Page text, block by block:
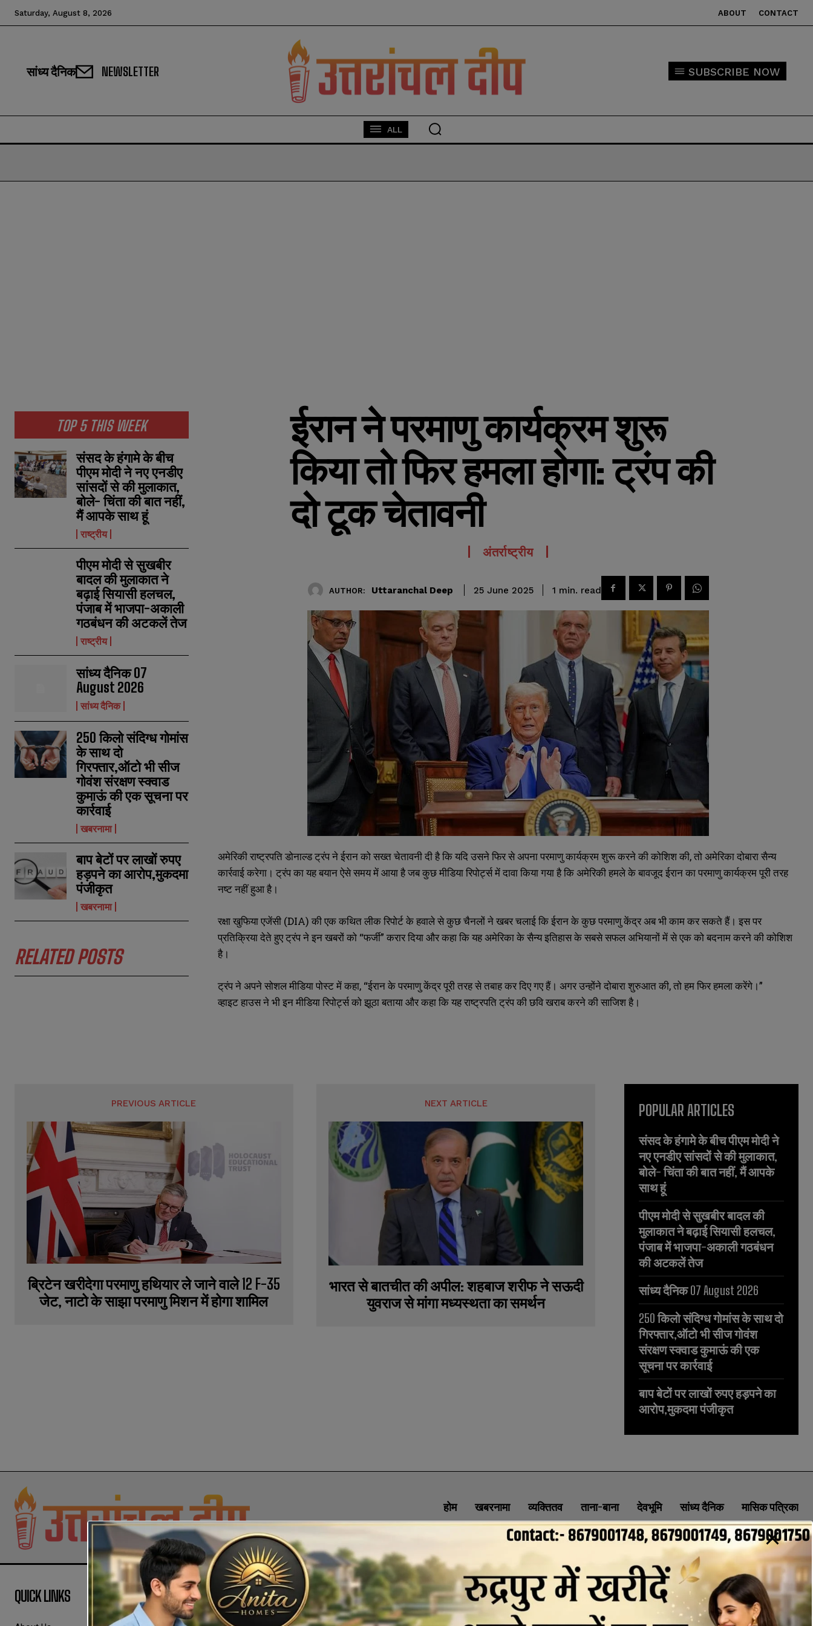
e
*
E
a
iN
b
e
r
s
SUBMIT
e
*
E
a
iN
b
e
r
s
SUBMIT
Saturday, August 8, 2026 ABOUT CONTACT
सांध्य दैनिक NEWSLETTER SUBSCRIBE NOW
ALL
TOP 5 THIS WEEK
संसद के हंगामे के बीच
पीएम मोदी ने नए एनडीए
सांसदों से की मुलाकात,
बोले- चिंता की बात नहीं,
मैं आपके साथ हूं
राष्ट्रीय
पीएम मोदी से सुखबीर
बादल की मुलाकात ने
बढ़ाई सियासी हलचल,
पंजाब में भाजपा-अकाली
गठबंधन की अटकलें तेज
राष्ट्रीय
सांध्य दैनिक 07
August 2026
सांध्य दैनिक
250 किलो संदिग्ध गोमांस
के साथ दो
गिरफ्तार,ऑटो भी सीज
गोवंश संरक्षण स्क्वाड
कुमाऊं की एक सूचना पर
कार्रवाई
खबरनामा
बाप बेटों पर लाखों रुपए
हड़पने का आरोप,मुकदमा
पंजीकृत
खबरनामा
RELATED POSTS
ईरान ने परमाणु कार्यक्रम शुरू
किया तो फिर हमला होगा: ट्रंप की
दो टूक चेतावनी
अंतर्राष्ट्रीय
AUTHOR: Uttaranchal Deep 25 June 2025 1 min. read
अमेरिकी राष्ट्रपति डोनाल्ड ट्रंप ने ईरान को सख्त चेतावनी दी है कि यदि उसने फिर से अपना परमाणु कार्यक्रम शुरू करने की कोशिश की, तो अमेरिका दोबारा सैन्य
कार्रवाई करेगा। ट्रंप का यह बयान ऐसे समय में आया है जब कुछ मीडिया रिपोर्ट्स में दावा किया गया है कि अमेरिकी हमले के बावजूद ईरान का परमाणु कार्यक्रम पूरी तरह
नष्ट नहीं हुआ है।
रक्षा खुफिया एजेंसी (DIA) की एक कथित लीक रिपोर्ट के हवाले से कुछ चैनलों ने खबर चलाई कि ईरान के कुछ परमाणु केंद्र अब भी काम कर सकते हैं। इस पर
प्रतिक्रिया देते हुए ट्रंप ने इन खबरों को “फर्जी” करार दिया और कहा कि यह अमेरिका के सैन्य इतिहास के सबसे सफल अभियानों में से एक को बदनाम करने की कोशिश
है।
ट्रंप ने अपने सोशल मीडिया पोस्ट में कहा, “ईरान के परमाणु केंद्र पूरी तरह से तबाह कर दिए गए हैं। अगर उन्होंने दोबारा शुरुआत की, तो हम फिर हमला करेंगे।”
व्हाइट हाउस ने भी इन मीडिया रिपोर्ट्स को झूठा बताया और कहा कि यह राष्ट्रपति ट्रंप की छवि खराब करने की साजिश है।
PREVIOUS ARTICLE
ब्रिटेन खरीदेगा परमाणु हथियार ले जाने वाले 12 F-35
जेट, नाटो के साझा परमाणु मिशन में होगा शामिल
NEXT ARTICLE
भारत से बातचीत की अपील: शहबाज शरीफ ने सऊदी
युवराज से मांगा मध्यस्थता का समर्थन
POPULAR ARTICLES
संसद के हंगामे के बीच पीएम मोदी ने
नए एनडीए सांसदों से की मुलाकात,
बोले- चिंता की बात नहीं, मैं आपके
साथ हूं
पीएम मोदी से सुखबीर बादल की
मुलाकात ने बढ़ाई सियासी हलचल,
पंजाब में भाजपा-अकाली गठबंधन
की अटकलें तेज
सांध्य दैनिक 07 August 2026
250 किलो संदिग्ध गोमांस के साथ दो
गिरफ्तार,ऑटो भी सीज गोवंश
संरक्षण स्क्वाड कुमाऊं की एक
सूचना पर कार्रवाई
बाप बेटों पर लाखों रुपए हड़पने का
आरोप,मुकदमा पंजीकृत
होम खबरनामा व्यक्तितव ताना-बाना देवभूमि सांध्य दैनिक मासिक पत्रिका
ABOUT CONTACT PRIVACY POLICY NEWSLETTER
QUICK LINKS SOCIAL MEDIA CONTACT INFORMATION
uttaranchaldeep.news@gmail.com